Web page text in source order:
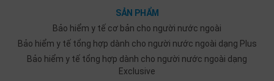
SẢN PHẨM
Bảo hiểm y tế cơ bản cho người nước ngoài
Bảo hiểm y tế tổng hợp dành cho người nước ngoài dạng Plus
Bảo hiểm y tế tổng hợp dành cho người nước ngoài dạng
Exclusive